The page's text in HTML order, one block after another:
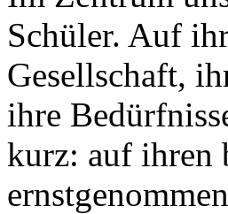
Schüler. Auf
Gesellschaft,
ihre
kurz: auf ihren